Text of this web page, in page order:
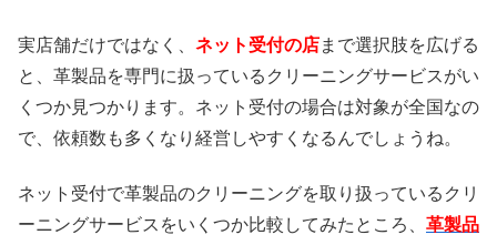
実店舗だけではなく、 ネット受付の店まで選択肢を広げる
と、革製品を専門に扱っているクリーニングサービスがい
くつか見つかります。ネット受付の場合は対象が全国なの
で、依頼数も多くなり経営しやすくなるんでしょうね。
ネット受付で革製品のクリーニングを取り扱っているクリ
ーニングサービスをいくつか比較してみたところ、 革製品